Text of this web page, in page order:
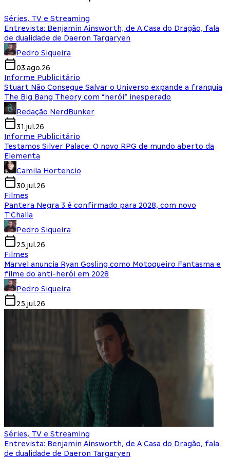
Séries, TV e Streaming
Entrevista: Benjamin Ainsworth, de A Casa do Dragão, fala
de dualidade de Daeron Targaryen
Pedro Siqueira
03.ago.26
Informe Publicitário
Stuart Não Consegue Salvar o Universo expande a franquia
The Big Bang Theory com “herói” inesperado
Redação NerdBunker
31.jul.26
Informe Publicitário
Testamos Silver Palace: O novo RPG de mundo aberto da
Elementa
Camila Hortencio
30.jul.26
Filmes
Pantera Negra 3 é confirmado para 2028, com novo
T'Challa
Pedro Siqueira
25.jul.26
Filmes
Marvel anuncia Ryan Gosling como Motoqueiro Fantasma e
filme do anti-herói em 2028
Pedro Siqueira
25.jul.26
Séries, TV e Streaming
Entrevista: Benjamin Ainsworth, de A Casa do Dragão, fala
de dualidade de Daeron Targaryen